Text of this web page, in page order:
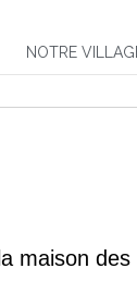
NOTRE
maison